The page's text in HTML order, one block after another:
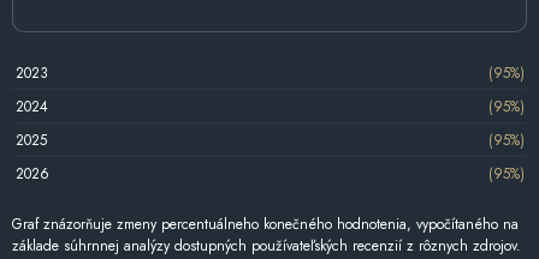
2023
(95%)
2024
(95%)
2025
(95%)
2026
(95%)
Graf znázorňuje zmeny percentuálneho konečného hodnotenia, vypočítaného na
základe súhrnnej analýzy dostupných používateľských recenzií z rôznych zdrojov.